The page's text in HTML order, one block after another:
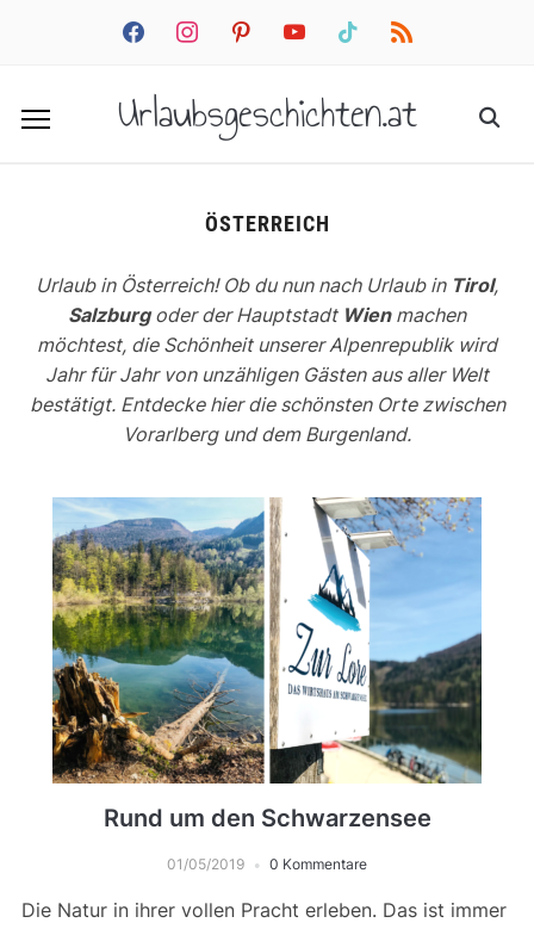
facebookinstagrampinterestyoutube tiktok rss
Urlaubsgeschichten.at
ÖSTERREICH
Urlaub in Österreich! Ob du nun nach Urlaub in Tirol,
Salzburgoder der Hauptstadt Wienmachen
möchtest, die Schönheit unserer Alpenrepublik wird
Jahr für Jahr von unzähligen Gästen aus aller Welt
bestätigt. Entdecke hier die schönsten Orte zwischen
Vorarlberg und dem Burgenland.
Rund um den Schwarzensee
01/05/2019 0 Kommentare
Die Natur in ihrer vollen Pracht erleben. Das ist immer